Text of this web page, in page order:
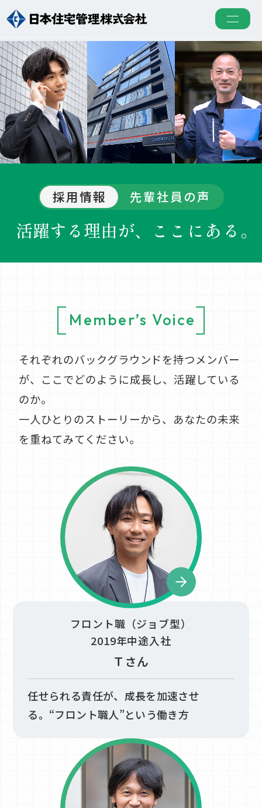
5つの強み
安心清掃サポート
緊急対応サポート
マンションにお住まいの方
居住者マイページ
「N-WEBサービス」
暮らしのコンシェルジュ
N-Life＋」
お問い合わせ
管理会社をお探しの方
日本住宅管理のマンション管理
管理会社変更の流れ
管理会社変更Q＆A
お客様の声
自主管理マンションの
法人の お客様
お問い合わせ
採用情報
私たちのこと
採用情報 先輩社員の声
活躍する理由が、 ここにある。
Member’s Voice
それぞれのバックグラウンドを持つメンバー
が、ここでどのように成長し、活躍している
のか。​
一人ひとりのストーリーから、あなたの未来
を重ねてみてください。​
フロント職（ジョブ型）
2019年中途入社
Ｔさん
任せられる責任が、成長を加速させ
る。“フロント職人”という働き方